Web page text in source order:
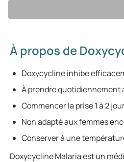
À propos de
Doxycycline inhibe
À prendre quotidiennement
Commencer la prise 1 à 2
Non adapté aux femmes
Conserver à une
Doxycycline Malaria est un